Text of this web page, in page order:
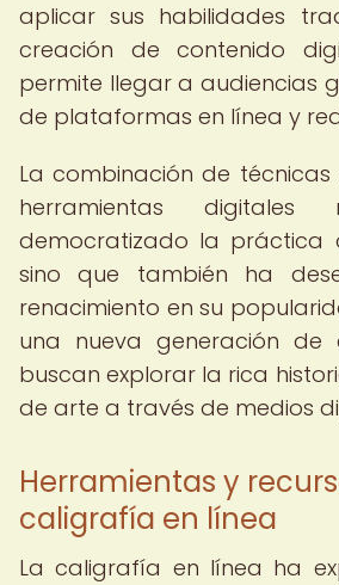
aplicar sus habilidades
creación de contenido
permite llegar a audiencias
de plataformas en línea y
La combinación de
herramientas
democratizado la práctica
sino que también ha
renacimiento en su
una nueva generación de
buscan explorar la rica
de arte a través de medios
Herramientas y
caligrafía en línea
La caligrafía en línea ha